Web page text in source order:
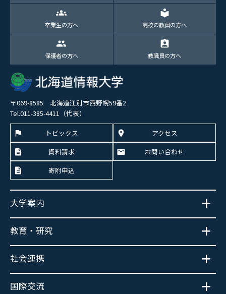
groups
卒業生の方へ
local_library
高校の教員の方へ
group
保護者の方へ
assignment_ind
教職員の方へ
〒069-8585 北海道江別市西野幌59番2
Tel.011-385-4411（代表）
トピックス
アクセス
資料請求
お問い合わせ
寄附申込
大学案内
教育・研究
社会連携
国際交流